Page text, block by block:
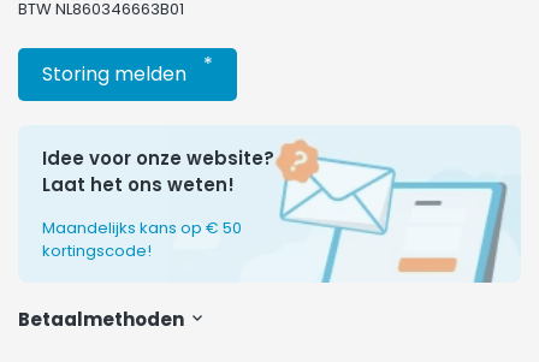
BTW NL860346663B01
Storing melden *
Idee voor onze website?
Laat het ons weten!
Maandelijks kans op € 50
kortingscode!
Betaalmethoden